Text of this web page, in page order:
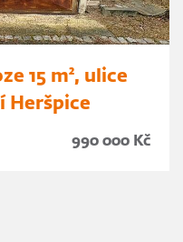
15 m², ulice
Heršpice
990 000 Kč